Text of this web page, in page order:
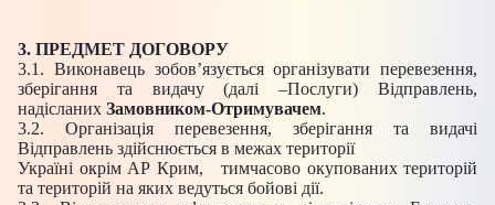
3. ПРЕДМЕТ ДОГОВОРУ
3.1. Виконавець зобов’язується організувати перевезення,
зберігання та видачу (далі –Послуги) Відправлень,
надісланих Замовником-Отримувачем.
3.2. Організація перевезення, зберігання та видачі
Відправлень здійснюється в межах території
Україні окрім АР Крим,
тимчасово окупованих територій
та територій на яких ведуться бойові дії.